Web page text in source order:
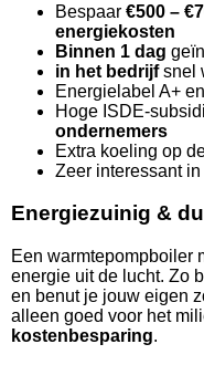
Bespaar €500 –
energiekosten
Binnen 1 dag
in het bedrijfsnel
Energielabel A+
Hoge ISDE-
ondernemers
Extra koeling op
Zeer interessant
Energiezuinig &
Een warmtepompboiler
energie uit de lucht. Zo
en benut je jouw eigen
alleen goed voor het
kostenbesparing.